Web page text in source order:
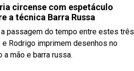
circense com espetáculo
a técnica Barra Russa
passagem do tempo entre estes três
Rodrigo imprimem desenhos no
mão e barra russa.